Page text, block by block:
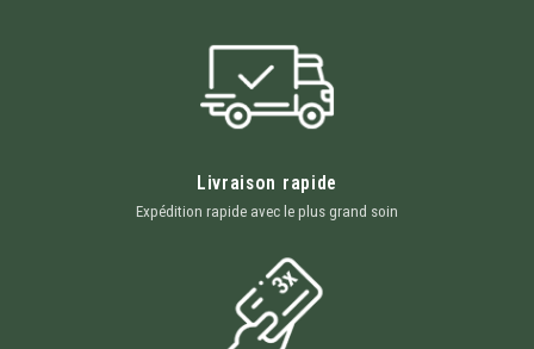
Livraison rapide
Expédition rapide avec le plus grand soin